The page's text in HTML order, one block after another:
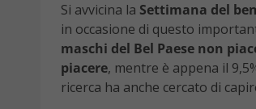
Si avvicina la Settimana del
in occasione di questo
maschi del Bel Paese non
piacere, mentre è appena il
ricerca ha anche cercato di